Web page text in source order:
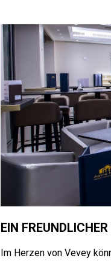
EIN
Im Herzen von Vevey